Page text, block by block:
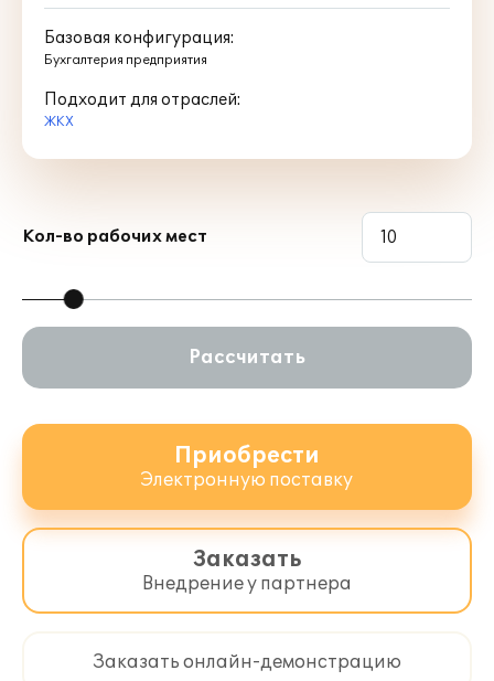
Базовая конфигурация:
Бухгалтерия предприятия
Подходит для отраслей:
ЖКХ
Кол-во рабочих мест
Рассчитать
Приобрести
Электронную поставку
Заказать
Внедрение у партнера
Заказать онлайн-демонстрацию